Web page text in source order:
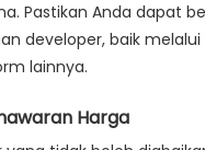
Pastikan Anda dapat
developer, baik melalui
lainnya.
Harga